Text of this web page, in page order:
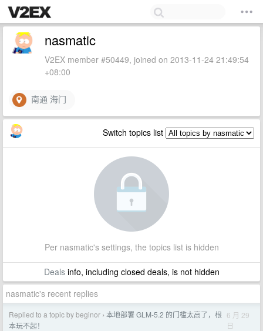
nasmatic
V2EX member #50449, joined on 2013-11-24 21:49:54
+08:00
南通 海门
Switch topics list
Per nasmatic's settings, the topics list is hidden
Dealsinfo, including closed deals, is not hidden
nasmatic's recent replies
Replied to a topic by beginor › 本地部署 GLM-5.2 的门槛太高了，根
本玩不起！
6 月 29
日